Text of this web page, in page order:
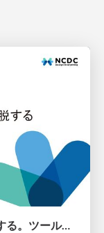
「AIを入れたのに変わらない」を脱する。ツール導入から文化定着まで、1年間の実践知を公開